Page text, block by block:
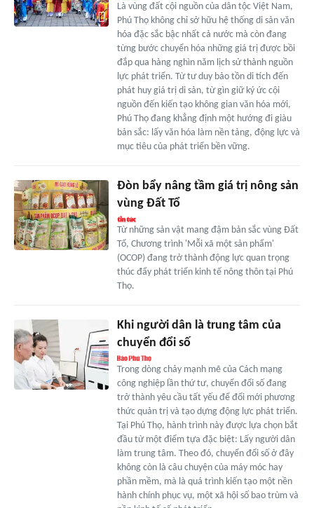
Là vùng đất cội nguồn của dân tộc Việt Nam,
Phú Thọ không chỉ sở hữu hệ thống di sản văn
hóa đặc sắc bậc nhất cả nước mà còn đang
từng bước chuyển hóa những giá trị được bồi
đắp qua hàng nghìn năm lịch sử thành nguồn
lực phát triển. Từ tư duy bảo tồn di tích đến
phát huy giá trị di sản, từ gìn giữ ký ức cội
nguồn đến kiến tạo không gian văn hóa mới,
Phú Thọ đang khẳng định một hướng đi giàu
bản sắc: lấy văn hóa làm nền tảng, động lực và
mục tiêu của phát triển bền vững.
Đòn bẩy nâng tầm giá trị nông sản
vùng Đất Tổ
Từ những sản vật mang đậm bản sắc vùng Đất
Tổ, Chương trình 'Mỗi xã một sản phẩm'
(OCOP) đang trở thành động lực quan trọng
thúc đẩy phát triển kinh tế nông thôn tại Phú
Thọ.
Khi người dân là trung tâm của
chuyển đổi số
Trong dòng chảy mạnh mẽ của Cách mạng
công nghiệp lần thứ tư, chuyển đổi số đang
trở thành yêu cầu tất yếu để đổi mới phương
thức quản trị và tạo dựng động lực phát triển.
Tại Phú Thọ, hành trình này được lựa chọn bắt
đầu từ một điểm tựa đặc biệt: Lấy người dân
làm trung tâm. Theo đó, chuyển đổi số ở đây
không còn là câu chuyện của máy móc hay
phần mềm, mà là quá trình kiến tạo một nền
hành chính phục vụ, một xã hội số bao trùm và